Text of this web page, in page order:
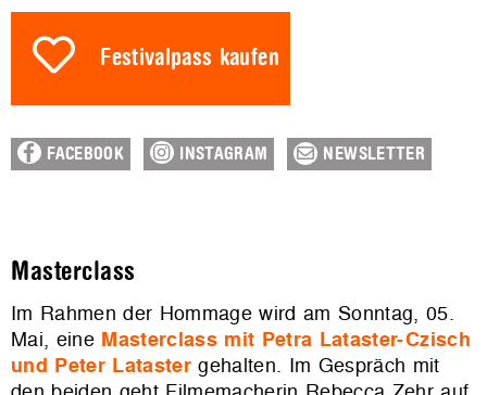
Festivalpass kaufen
FACEBOOK INSTAGRAM NEWSLETTER
Masterclass
Im Rahmen der Hommage wird am Sonntag, 05.
Mai, eine Masterclass mit Petra Lataster-Czisch
und Peter Lataster gehalten. Im Gespräch mit